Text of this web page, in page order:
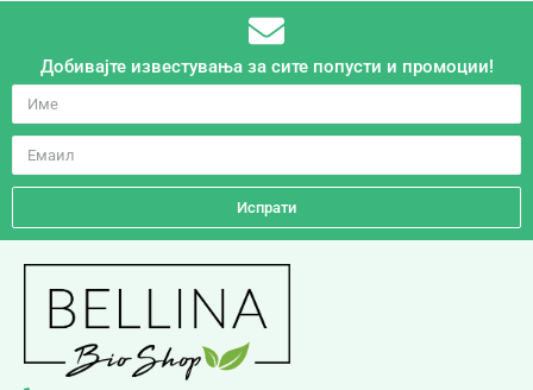
Добивајте известувања за сите попусти и промоции!
Испрати